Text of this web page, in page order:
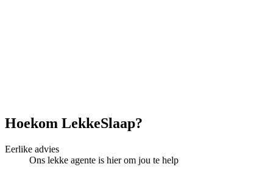
Hoekom LekkeSlaap?
Eerlike advies
Ons lekke agente is hier om jou te help